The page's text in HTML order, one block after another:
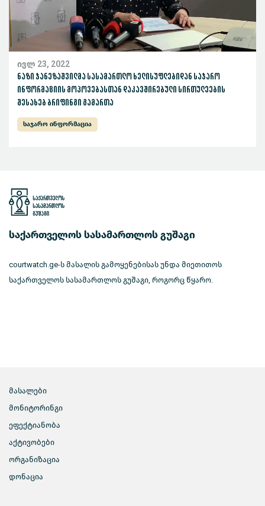
ივლ 23, 2022
ნაზი ჯანეზაშვილმა სასამართლო ხელისუფლებიდან საჯარო
ინფორმაციის მოპოვებასთან დაკავშირებული სირთულეების
შესახებ ბრიფინგი გამართა
საჯარო ინფორმაცია
საქართველოს სასამართლოს გუშაგი
courtwatch.ge-ს მასალის გამოყენებისას უნდა მიეთითოს
საქართველოს სასამართლოს გუშაგი, როგორც წყარო.
მასალები
მონიტორინგი
ეფექტიანობა
აქტივობები
ორგანიზაცია
დონაცია